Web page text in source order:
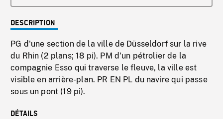
DESCRIPTION
PG d'une section de la ville de Düsseldorf sur la rive
du Rhin (2 plans; 18 pi). PM d'un pétrolier de la
compagnie Esso qui traverse le fleuve, la ville est
visible en arrière-plan. PR EN PL du navire qui passe
sous un pont (19 pi).
DÉTAILS